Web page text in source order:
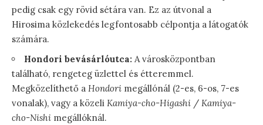
pedig csak egy rövid sétára van. Ez az útvonal a
Hirosima közlekedés legfontosabb célpontja a látogatók
számára.
Hondori bevásárlóutca: A városközpontban
található, rengeteg üzlettel és étteremmel.
Megközelíthető a Hondori megállónál (2-es, 6-os, 7-es
vonalak), vagy a közeli Kamiya-cho-Higashi / Kamiya-
cho-Nishi megállóknál.